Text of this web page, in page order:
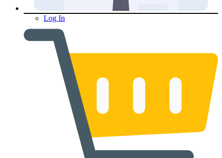
Log In